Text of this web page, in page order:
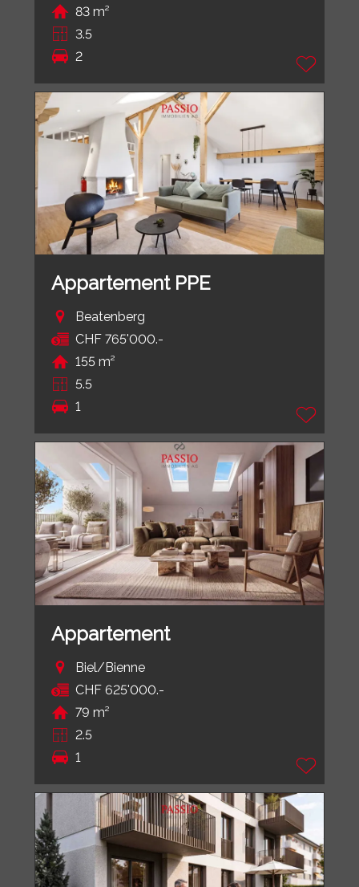
83 m²
3.5
2
Appartement PPE
Beatenberg
CHF 765'000.-
155 m²
5.5
1
Appartement
Biel/Bienne
CHF 625'000.-
79 m²
2.5
1